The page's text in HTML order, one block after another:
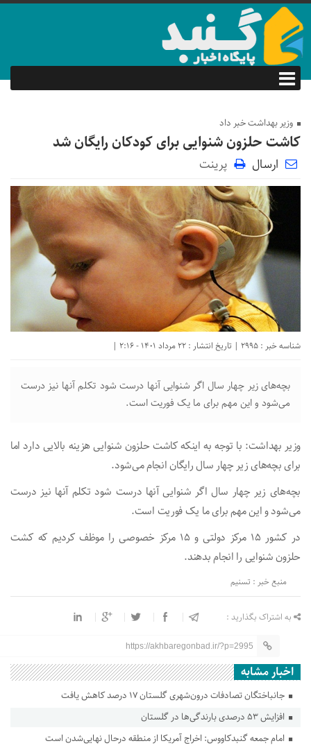
وزیر بهداشت خبر داد
کاشت حلزون شنوایی ‌برای کودکان رایگان شد
ارسال پرینت
شناسه خبر : 2995 | تاریخ انتشار : 22 مرداد 1401 - 2:16 |
بچه‌های زیر چهار سال اگر شنوایی آنها درست شود تکلم آنها نیز درست
می‌شود و این مهم برای ما یک فوریت است.
وزیر بهداشت: با توجه به اینکه کاشت حلزون شنوایی هزینه بالایی دارد اما
برای بچه‌های زیر چهار سال رایگان انجام می‌شود.
بچه‌های زیر چهار سال اگر شنوایی آنها درست شود تکلم آنها نیز درست
می‌شود و این مهم برای ما یک فوریت است.
در کشور ۱۵ مرکز دولتی و ۱۵ مرکز خصوصی را موظف کردیم که کشت
حلزون شنوایی را انجام بدهند.
منبع خبر : تسنیم
به اشتراک بگذارید :
https://akhbaregonbad.ir/?p=2995
اخبار مشابه
جانباختگان تصادفات درون‌شهری گلستان ۱۷ درصد کاهش یافت
افزایش ۵۳ درصدی بارندگی‌ها در گلستان
امام جمعه گنبدکاووس: اخراج آمریکا از منطقه درحال نهایی‌شدن است